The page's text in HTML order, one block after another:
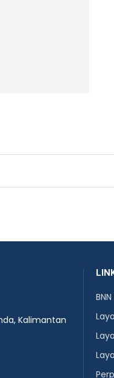
Kalimantan